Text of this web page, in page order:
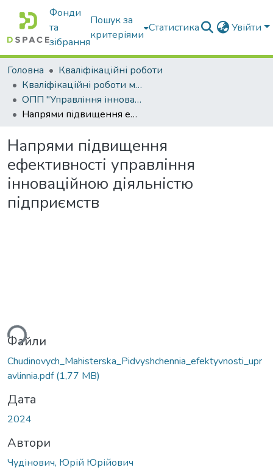
Фонди
та
зібрання
Пошук за
критеріями
Статистика Увійти
Головна
Кваліфікаційні роботи
Кваліфікаційні роботи магістрів
ОПП "Управління інноваційною та консалтинговою діяльністю"
Напрями підвищення ефективності управління інноваційною діяльністю підприємств
Напрями підвищення
ефективності управління
інноваційною діяльністю
підприємств
Файли
Chudinovych_Mahisterska_Pidvyshchennia_efektyvnosti_upr
avlinnia.pdf(1,77 MB)
Дата
2024
Автори
Чудінович, Юрій Юрійович